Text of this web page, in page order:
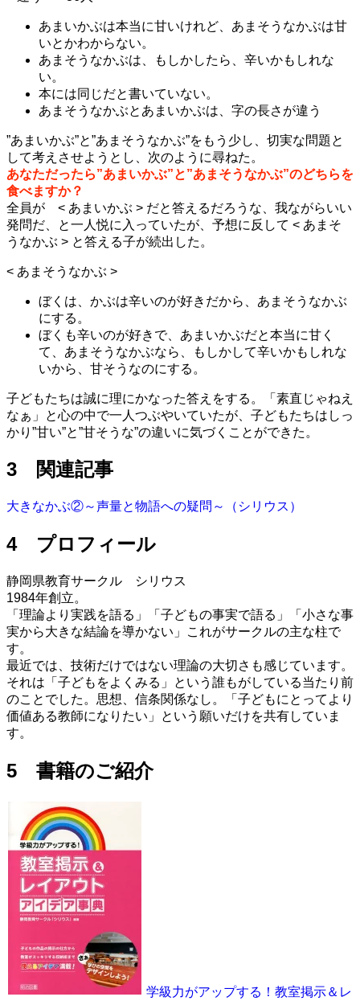
あまいかぶは本当に甘いけれど、あまそうなかぶは甘
いとかわからない。
あまそうなかぶは、もしかしたら、辛いかもしれな
い。
本には同じだと書いていない。
あまそうなかぶとあまいかぶは、字の長さが違う
”あまいかぶ”と”あまそうなかぶ”をもう少し、切実な問題と
して考えさせようとし、次のように尋ねた。
あなただったら”あまいかぶ”と”あまそうなかぶ”のどちらを
食べますか？
全員が < あまいかぶ > だと答えるだろうな、我ながらいい
発問だ、と一人悦に入っていたが、予想に反して < あまそ
うなかぶ > と答える子が続出した。
< あまそうなかぶ >
ぼくは、かぶは辛いのが好きだから、あまそうなかぶ
にする。
ぼくも辛いのが好きで、あまいかぶだと本当に甘く
て、あまそうなかぶなら、もしかして辛いかもしれな
いから、甘そうなのにする。
子どもたちは誠に理にかなった答えをする。「素直じゃねえ
なぁ」と心の中で一人つぶやいていたが、子どもたちはしっ
かり”甘い”と”甘そうな”の違いに気づくことができた。
3 関連記事
大きなかぶ②～声量と物語への疑問～（シリウス）
4 プロフィール
静岡県教育サークル シリウス
1984年創立。
「理論より実践を語る」「子どもの事実で語る」「小さな事
実から大きな結論を導かない」これがサークルの主な柱で
す。
最近では、技術だけではない理論の大切さも感じています。
それは「子どもをよくみる」という誰もがしている当たり前
のことでした。思想、信条関係なし。「子どもにとってより
価値ある教師になりたい」という願いだけを共有していま
す。
5 書籍のご紹介
学級力がアップする！教室掲示＆レ